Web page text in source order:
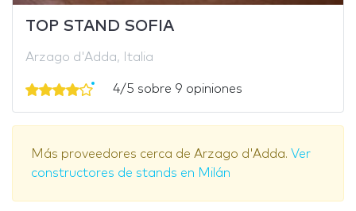
TOP STAND SOFIA
Arzago d'Adda, Italia
4/5 sobre 9 opiniones
Más proveedores cerca de Arzago d'Adda. Ver
constructores de stands en Milán